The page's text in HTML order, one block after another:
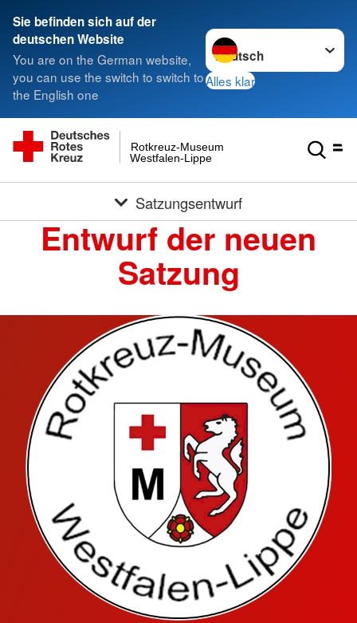
Sie befinden sich auf der
deutschen Website
You are on the German website,
you can use the switch to switch to
the English one
Sprache wechseln zu
Alles klar
Westfalen-Lippe
Rotkreuz-Museum
Satzungsentwurf
Entwurf der neuen
Satzung